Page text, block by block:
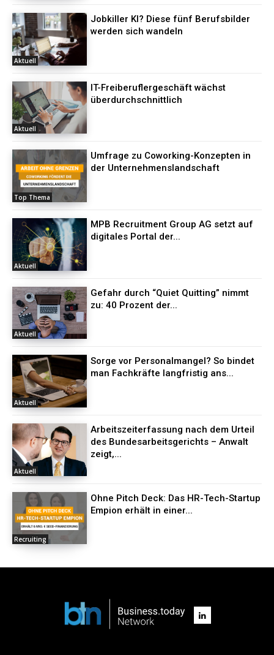
Aktuell
Jobkiller KI? Diese fünf Berufsbilder
werden sich wandeln
Aktuell
IT-Freiberuflergeschäft wächst
überdurchschnittlich
Top Thema
Umfrage zu Coworking-Konzepten in
der Unternehmenslandschaft
Aktuell
MPB Recruitment Group AG setzt auf
digitales Portal der...
Aktuell
Gefahr durch “Quiet Quitting” nimmt
zu: 40 Prozent der...
Aktuell
Sorge vor Personalmangel? So bindet
man Fachkräfte langfristig ans...
Aktuell
Arbeitszeiterfassung nach dem Urteil
des Bundesarbeitsgerichts – Anwalt
zeigt,...
Recruiting
Ohne Pitch Deck: Das HR-Tech-Startup
Empion erhält in einer...